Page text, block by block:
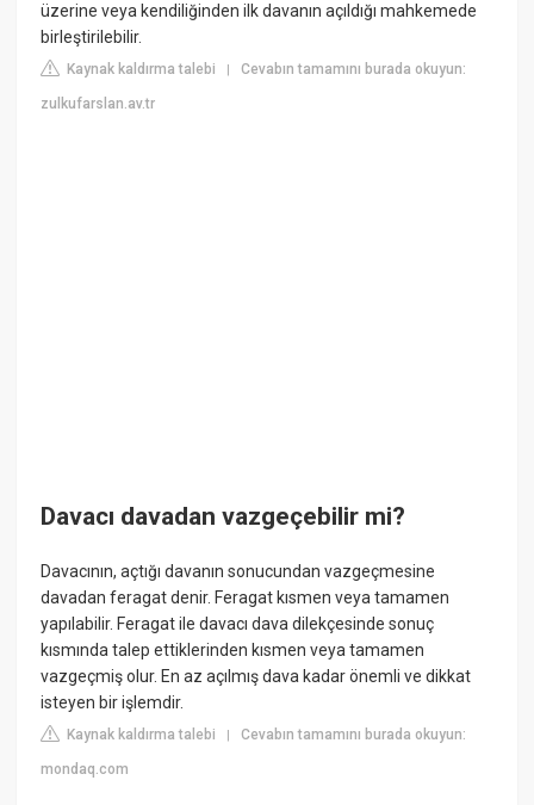
üzerine veya kendiliğinden ilk davanın açıldığı mahkemede
birleştirilebilir.
Kaynak kaldırma talebi |Cevabın tamamını burada okuyun:
zulkufarslan.av.tr
Davacı davadan vazgeçebilir mi?
Davacının, açtığı davanın sonucundan vazgeçmesine
davadan feragat denir. Feragat kısmen veya tamamen
yapılabilir. Feragat ile davacı dava dilekçesinde sonuç
kısmında talep ettiklerinden kısmen veya tamamen
vazgeçmiş olur. En az açılmış dava kadar önemli ve dikkat
isteyen bir işlemdir.
Kaynak kaldırma talebi |Cevabın tamamını burada okuyun:
mondaq.com